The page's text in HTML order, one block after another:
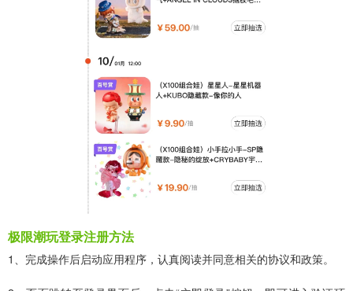
极限潮玩登录注册方法
1、完成操作后启动应用程序，认真阅读并同意相关的协议和政策。